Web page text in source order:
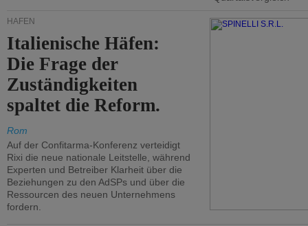
HÄFEN
Italienische Häfen:
Die Frage der
Zuständigkeiten
spaltet die Reform.
Rom
Auf der Confitarma-Konferenz verteidigt
Rixi die neue nationale Leitstelle, während
Experten und Betreiber Klarheit über die
Beziehungen zu den AdSPs und über die
Ressourcen des neuen Unternehmens
fordern.